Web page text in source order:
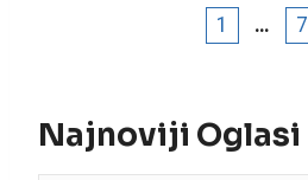
1 … 7
Najnoviji Oglasi